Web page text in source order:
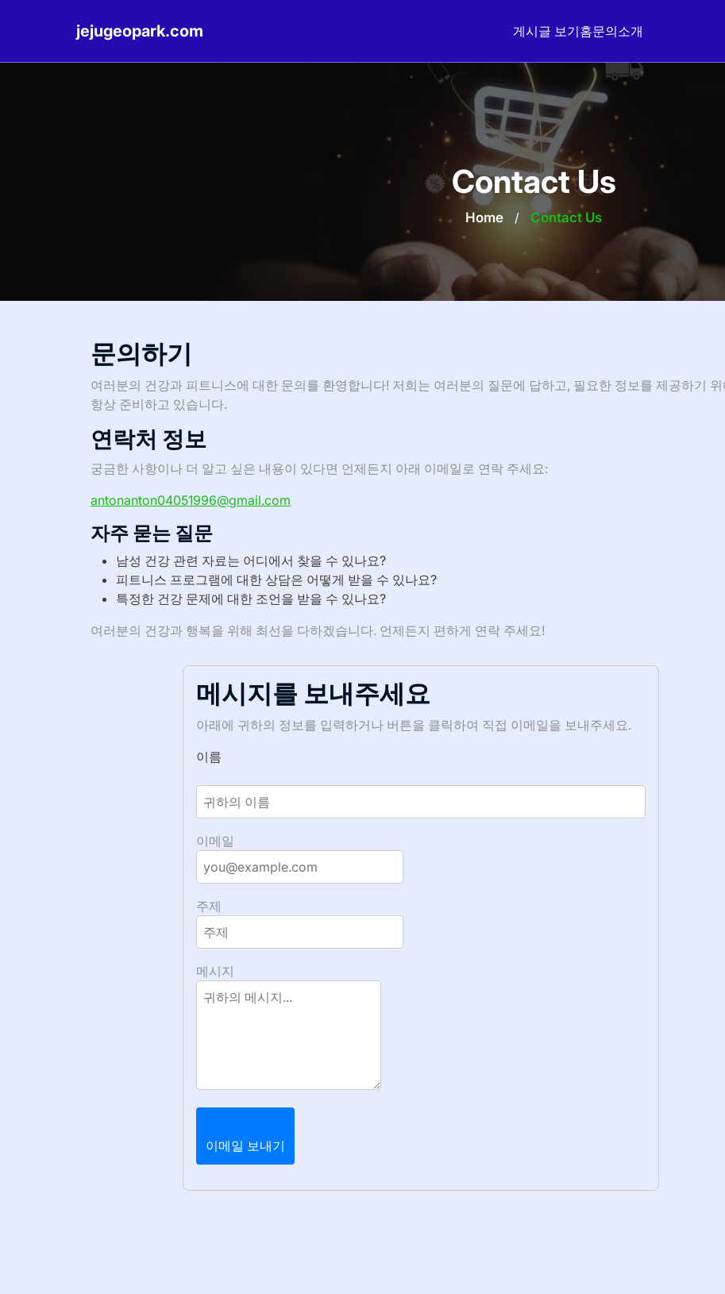
jejugeopark.com 게시글 보기홈문의소개
Contact Us
Home / Contact Us
문의하기
여러분의 건강과 피트니스에 대한 문의를 환영합니다! 저희는 여러분의 질문에 답하고, 필요한 정보를 제공하기 위
항상 준비하고 있습니다.
연락처 정보
궁금한 사항이나 더 알고 싶은 내용이 있다면 언제든지 아래 이메일로 연락 주세요:
antonanton04051996@gmail.com
자주 묻는 질문
남성 건강 관련 자료는 어디에서 찾을 수 있나요?
피트니스 프로그램에 대한 상담은 어떻게 받을 수 있나요?
특정한 건강 문제에 대한 조언을 받을 수 있나요?
여러분의 건강과 행복을 위해 최선을 다하겠습니다. 언제든지 편하게 연락 주세요!
메시지를 보내주세요
아래에 귀하의 정보를 입력하거나 버튼을 클릭하여 직접 이메일을 보내주세요.
이름
이메일
주제
메시지
이메일 보내기